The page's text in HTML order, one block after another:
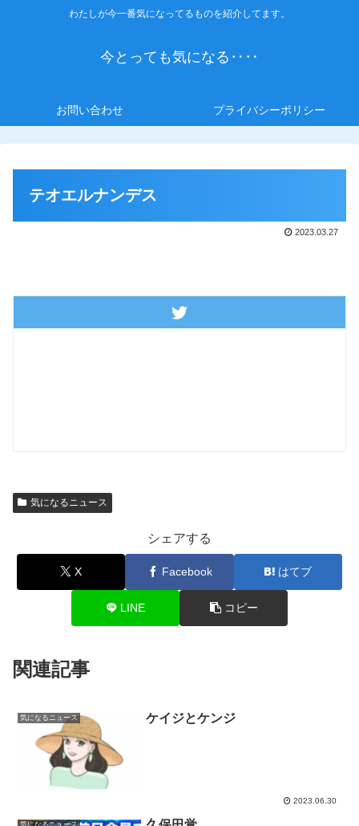
わたしが今一番気になってるものを紹介してます。
今とっても気になる‥‥
お問い合わせ プライバシーポリシー
テオエルナンデス
2023.03.27
気になるニュース
シェアする
X Facebook はてブ
LINE コピー
関連記事
気になるニュース ケイジとケンジ
2023.06.30
気になるニュース